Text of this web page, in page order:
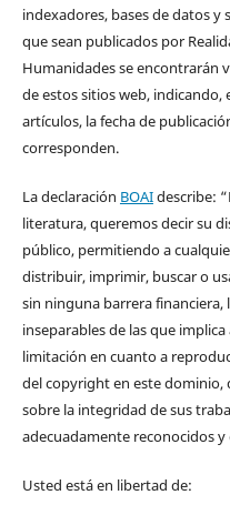
indexadores, bases de datos y
que sean publicados por
Humanidades se encontrarán
de estos sitios web, indicando,
artículos, la fecha de
corresponden.
La declaración BOAIdescribe:
literatura, queremos decir su
público, permitiendo a
distribuir, imprimir, buscar o
sin ninguna barrera financiera,
inseparables de las que
limitación en cuanto a
del copyright en este dominio,
sobre la integridad de sus
adecuadamente reconocidos
Usted está en libertad de: